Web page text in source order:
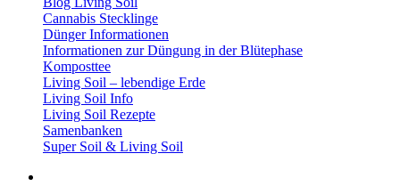
Cannabis Stecklinge
Dünger Informationen
Informationen zur Düngung in der Blütephase
Komposttee
Living Soil – lebendige Erde
Living Soil Info
Living Soil Rezepte
Samenbanken
Super Soil & Living Soil